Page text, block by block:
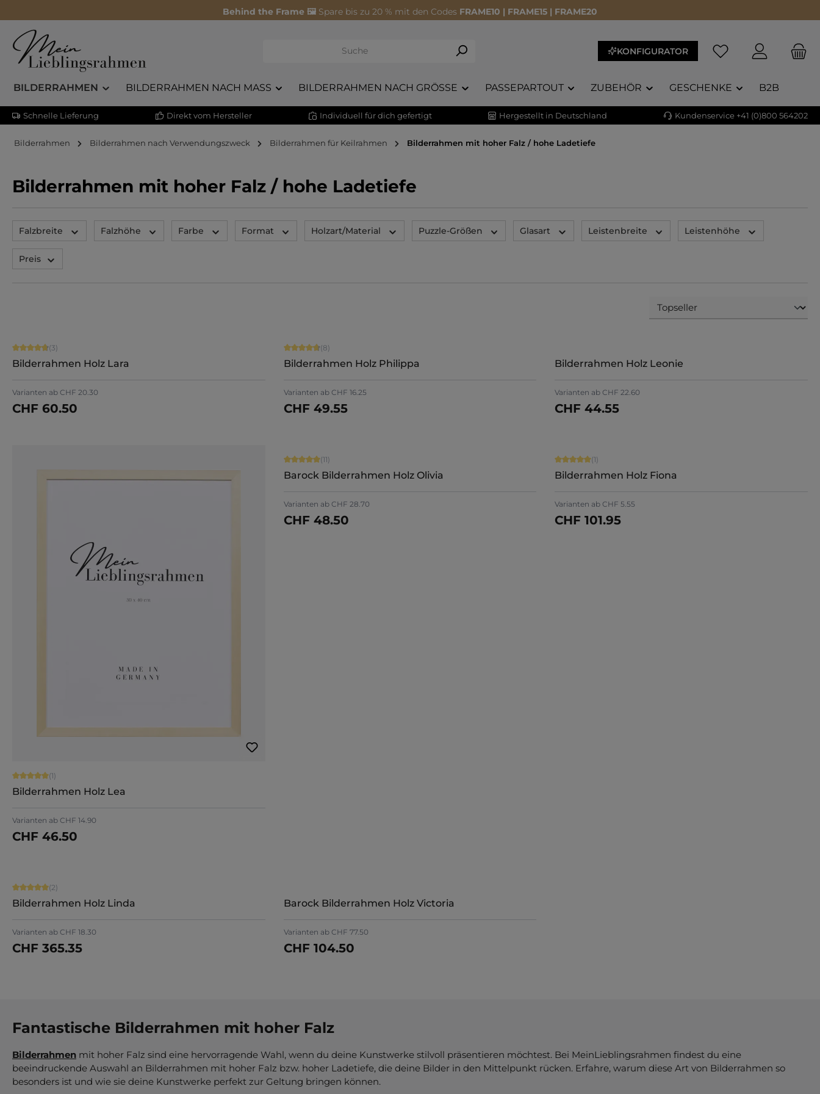
Behind the Frame 🖼️ Spare bis zu 20 % mit den Codes FRAME10 | FRAME15 | FRAME20
KONFIGURATOR Du hast 0 Produkte
BILDERRAHMEN BILDERRAHMEN NACH MASS BILDERRAHMEN NACH GRÖSSE PASSEPARTOUT ZUBEHÖR GESCHENKE B2B
Schnelle Lieferung Direkt vom Hersteller Individuell für dich gefertigt Hergestellt in Deutschland Kundenservice +41 (0)800 564202
Bilderrahmen Bilderrahmen nach Verwendungszweck Bilderrahmen für Keilrahmen Bilderrahmen mit hoher Falz / hohe Ladetiefe
Bilderrahmen mit hoher Falz / hohe Ladetiefe
Falzbreite Falzhöhe Farbe Format Holzart/Material Puzzle-Größen Glasart Leistenbreite Leistenhöhe
Preis
Durchschnittliche Bewertung von 4.67 von 5 Sternen
(3)
Bilderrahmen Holz Lara
Varianten ab CHF 20.30
CHF 60.50
Jetzt konfigurieren
Durchschnittliche Bewertung von 4.75 von 5 Sternen
(8)
Bilderrahmen Holz Philippa
Varianten abCHF 16.25
CHF 49.55
Jetzt konfigurieren
Bilderrahmen Holz Leonie
Varianten ab CHF 22.60
CHF 44.55
Jetzt konfigurieren
Durchschnittliche Bewertung von 5 von 5 Sternen
(1)
Bilderrahmen Holz Lea
Varianten ab CHF 14.90
CHF 46.50
Jetzt konfigurieren
Durchschnittliche Bewertung von 5 von 5 Sternen
(11)
Barock Bilderrahmen Holz Olivia
Varianten abCHF 28.70
CHF 48.50
Durchschnittliche Bewertung von 5 von 5 Sternen
(1)
Bilderrahmen Holz Fiona
Varianten ab CHF 5.55
CHF 101.95
Durchschnittliche Bewertung von 5 von 5 Sternen
(2)
Bilderrahmen Holz Linda
Varianten ab CHF 18.30
CHF 365.35
Jetzt konfigurieren
Barock Bilderrahmen Holz Victoria
Varianten abCHF 77.50
CHF 104.50
Jetzt konfigurieren
Fantastische Bilderrahmen mit hoher Falz
Bilderrahmen mit hoher Falz sind eine hervorragende Wahl, wenn du deine Kunstwerke stilvoll präsentieren möchtest. Bei MeinLieblingsrahmen findest du eine
beeindruckende Auswahl an Bilderrahmen mit hoher Falz bzw. hoher Ladetiefe, die deine Bilder in den Mittelpunkt rücken. Erfahre, warum diese Art von Bilderrahmen so
besonders ist und wie sie deine Kunstwerke perfekt zur Geltung bringen können.